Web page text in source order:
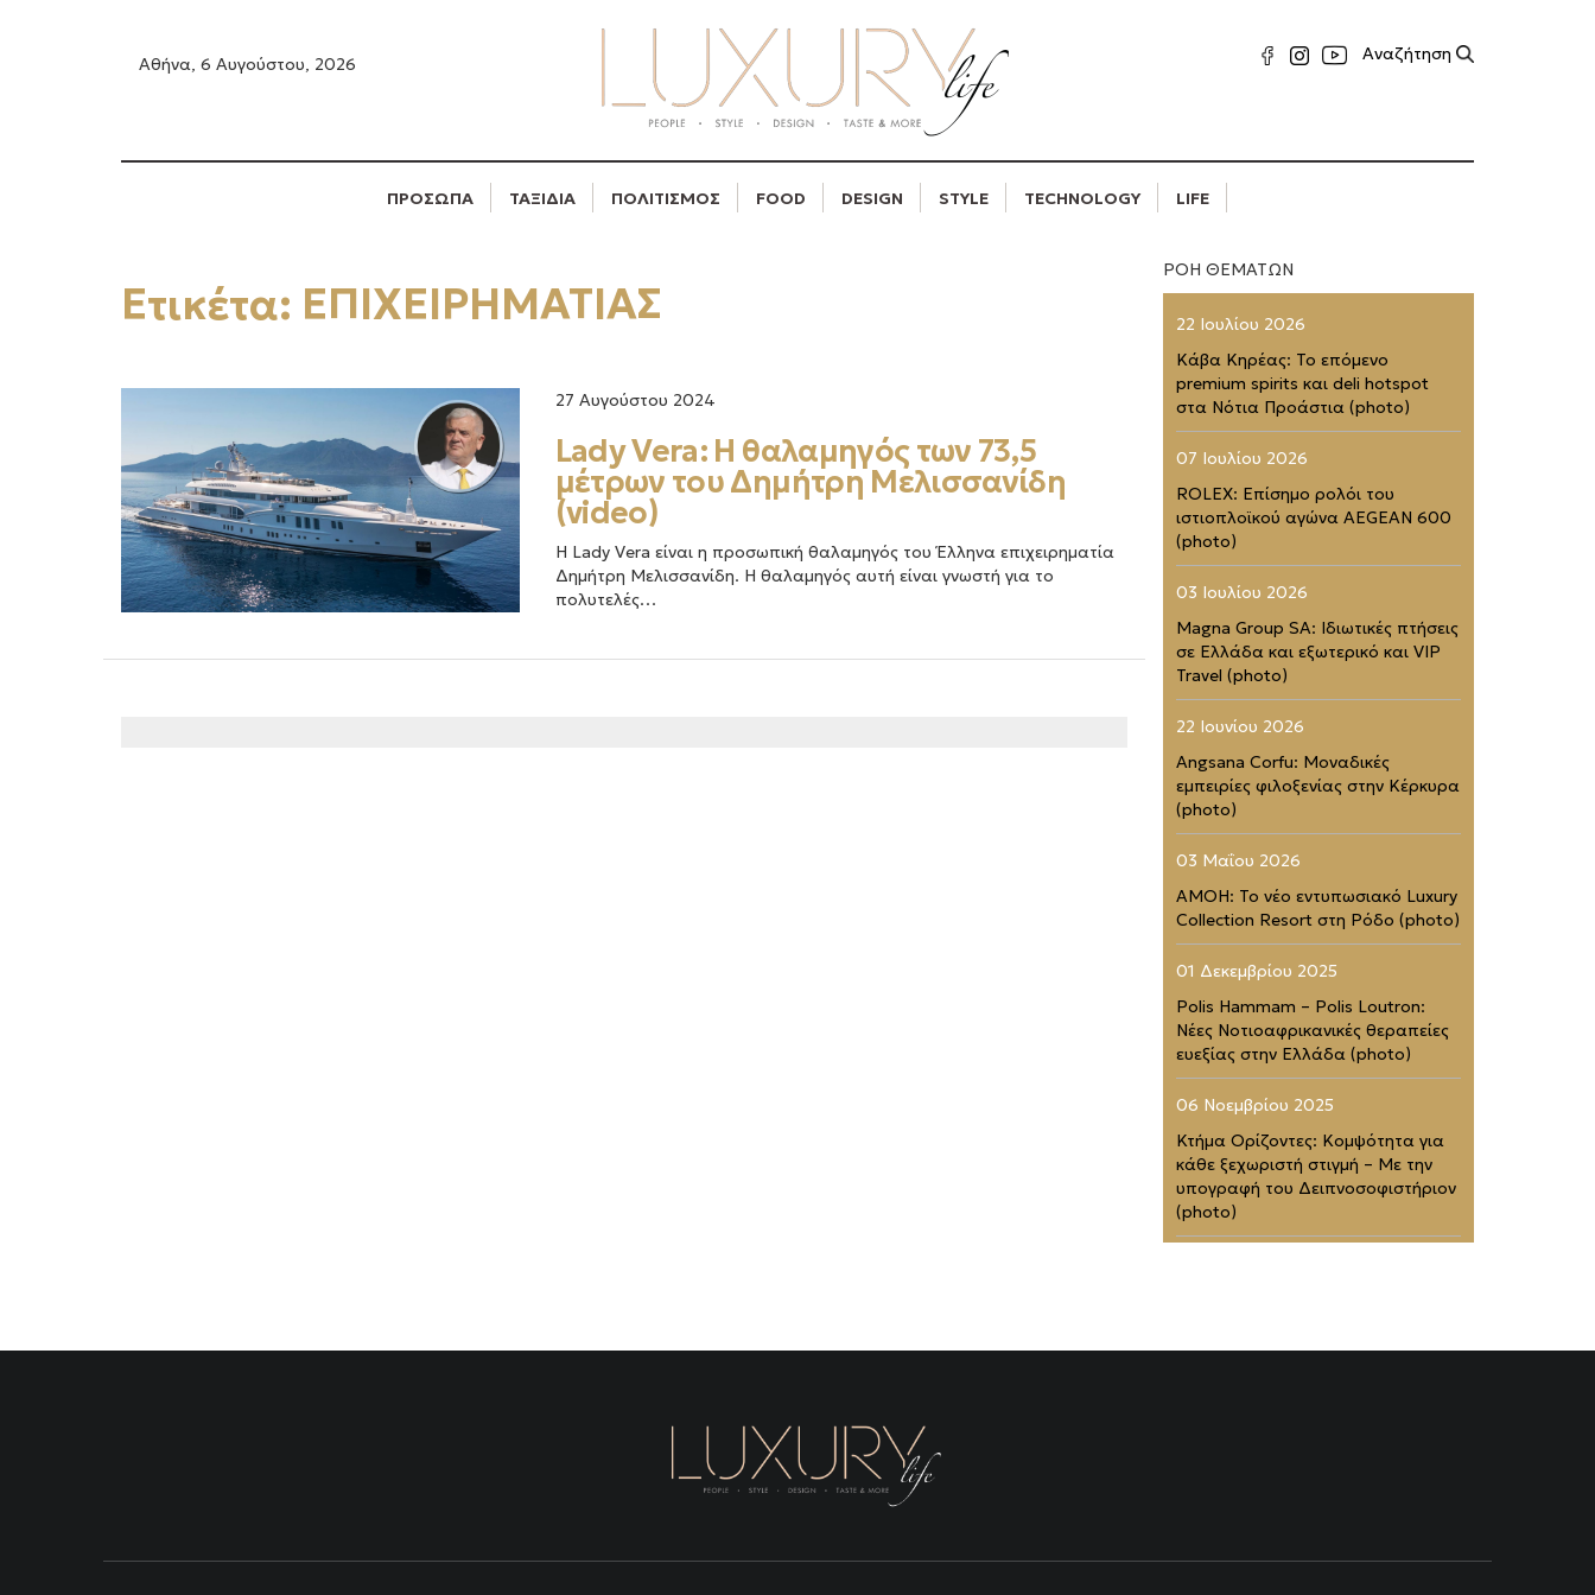
Αθήνα, 6 Αυγούστου, 2026
ΠΡΟΣΩΠΑ ΤΑΞΙΔΙΑ ΠΟΛΙΤΙΣΜΟΣ FOOD DESIGN STYLE TECHNOLOGY LIFE
Ετικέτα: ΕΠΙΧΕΙΡΗΜΑΤΙΑΣ
27 Αυγούστου 2024
Lady Vera: Η θαλαμηγός των 73,5
μέτρων του Δημήτρη Μελισσανίδη
(video)
Η Lady Vera είναι η προσωπική θαλαμηγός του Έλληνα επιχειρηματία
Δημήτρη Μελισσανίδη. Η θαλαμηγός αυτή είναι γνωστή για το
πολυτελές…
ΡΟΗ ΘΕΜΑΤΩΝ
22 Ιουλίου 2026
Κάβα Κηρέας: Το επόμενο
premium spirits και deli hotspot
στα Νότια Προάστια (photo)
07 Ιουλίου 2026
ROLEX: Επίσημο ρολόι του
ιστιοπλοϊκού αγώνα AEGEAN 600
(photo)
03 Ιουλίου 2026
Magna Group SA: Ιδιωτικές πτήσεις
σε Ελλάδα και εξωτερικό και VIP
Travel (photo)
22 Ιουνίου 2026
Angsana Corfu: Μοναδικές
εμπειρίες φιλοξενίας στην Κέρκυρα
(photo)
03 Μαΐου 2026
AMOH: Το νέο εντυπωσιακό Luxury
Collection Resort στη Ρόδο (photo)
01 Δεκεμβρίου 2025
Polis Hammam – Polis Loutron:
Νέες Νοτιοαφρικανικές θεραπείες
ευεξίας στην Ελλάδα (photo)
06 Νοεμβρίου 2025
Κτήμα Ορίζοντες: Κομψότητα για
κάθε ξεχωριστή στιγμή – Με την
υπογραφή του Δειπνοσοφιστήριον
(photo)
πιο εντυπωσιακά rooftops της